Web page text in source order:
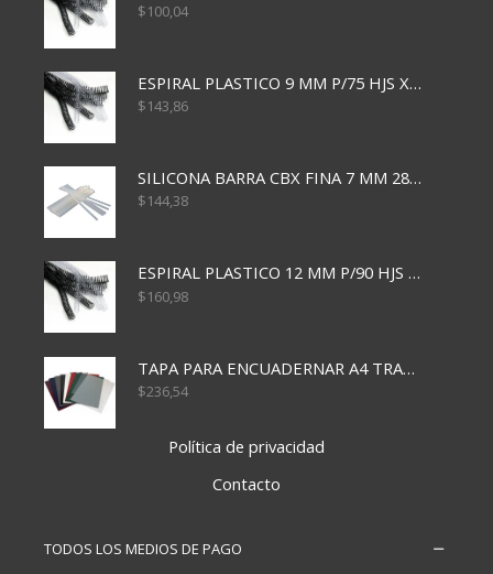
$100,04
ESPIRAL PLASTICO 9 MM P/75 HJS X50X2400
$143,86
SILICONA BARRA CBX FINA 7 MM 28 CM
$144,38
ESPIRAL PLASTICO 12 MM P/90 HJS X50X1500
$160,98
TAPA PARA ENCUADERNAR A4 TRANSP x50x500
$236,54
Política de privacidad
Contacto
TODOS LOS MEDIOS DE PAGO